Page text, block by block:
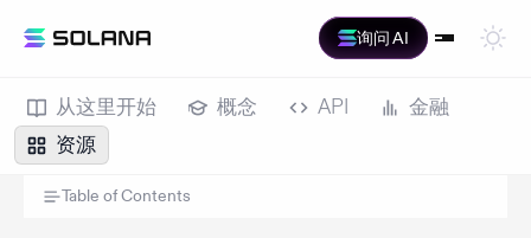
询问 AI
从这里开始 概念 API
金融
资源
Table of Contents